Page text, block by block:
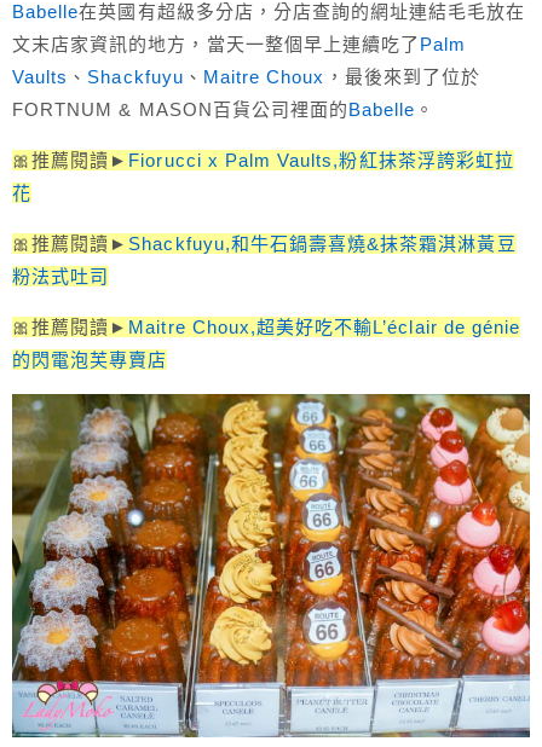
Babelle在英國有超級多分店，分店查詢的網址連結毛毛放在
文末店家資訊的地方，當天一整個早上連續吃了 Palm
Vaults 、 Shackfuyu 、 Maitre Choux ，最後來到了位於
FORTNUM & MASON百貨公司裡面的Babelle 。
🎀推薦閱讀► Fiorucci x Palm Vaults,粉紅抹茶浮誇彩虹拉
花
🎀推薦閱讀► Shackfuyu,和牛石鍋壽喜燒&抹茶霜淇淋黃豆
粉法式吐司
🎀推薦閱讀► Maitre Choux,超美好吃不輸L’éclair de génie
的閃電泡芙專賣店